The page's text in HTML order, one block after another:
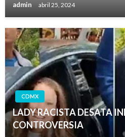
admin abril 25, 2024
CDMX
LADY RACISTA DESATA
CONTROVERSIA